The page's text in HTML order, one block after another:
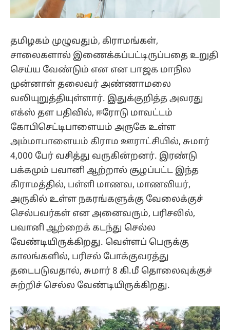
தமிழகம் முழுவதும், கிராமங்கள்,
சாலைகளால் இணைக்கப்பட்டிருப்பதை உறுதி
செய்ய வேண்டும் என என பாஜக மாநில
முன்னாள் தலைவர் அண்ணாமலை
வலியுறுத்தியுள்ளார். இதுக்குறித்த அவரது
எக்ஸ் தள பதிவில், ஈரோடு மாவட்டம்
கோபிசெட்டிபாளையம் அருகே உள்ள
அம்மாபாளையம் கிராம ஊராட்சியில், சுமார்
4,000 பேர் வசித்து வருகின்றனர். இரண்டு
பக்கமும் பவானி ஆற்றால் சூழப்பட்ட இந்த
கிராமத்தில், பள்ளி மாணவ, மாணவியர்,
அருகில் உள்ள நகரங்களுக்கு வேலைக்குச்
செல்பவர்கள் என அனைவரும், பரிசலில்,
பவானி ஆற்றைக் கடந்து செல்ல
வேண்டியிருக்கிறது. வெள்ளப் பெருக்கு
காலங்களில், பரிசல் போக்குவரத்து
தடைபடுவதால், சுமார் 8 கி.மீ தொலைவுக்குச்
சுற்றிச் செல்ல வேண்டியிருக்கிறது.